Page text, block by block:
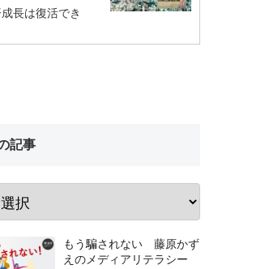
長は復活でき
記事
もう騙されない 藤原かず
えのメディアリテラシー